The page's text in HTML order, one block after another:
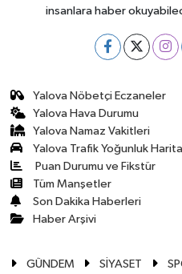
insanlara haber
Yalova Nöbetçi Eczaneler
Yalova Hava Durumu
Yalova Namaz Vakitleri
Yalova Trafik Yoğunluk
Puan Durumu ve Fikstür
Tüm Manşetler
Son Dakika Haberleri
Haber Arşivi
GÜNDEM SİYASET